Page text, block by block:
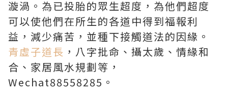
漩渦。為已投胎的眾生超度，為他們超度
可以使他們在所生的各道中得到福報利
益，減少痛苦，並種下接觸道法的因緣。
青虛子道長 ，八字批命、攝太歲、情緣和
合、家居風水規劃等，
Wechat88558285。